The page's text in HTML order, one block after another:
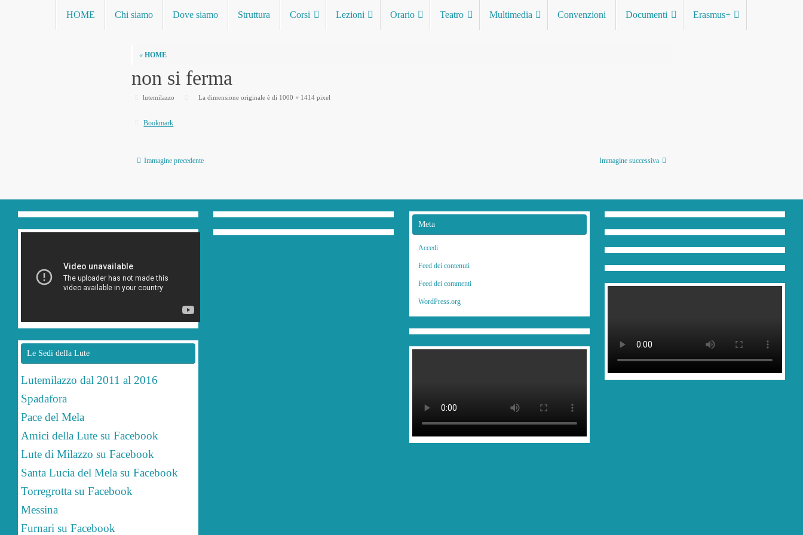
HOME Chi siamo Dove siamo Struttura Corsi Lezioni Orario Teatro Multimedia Convenzioni Documenti Erasmus+
« HOME
non si ferma
lutemilazzo La dimensione originale è di 1000 × 1414pixel
Bookmark
Immagine precedente Immagine successiva
Le Sedi della Lute
Lutemilazzo dal 2011 al 2016
Spadafora
Pace del Mela
Amici della Lute su Facebook
Lute di Milazzo su Facebook
Santa Lucia del Mela su Facebook
Torregrotta su Facebook
Messina
Furnari su Facebook
Meta
Accedi
Feed dei contenuti
Feed dei commenti
WordPress.org